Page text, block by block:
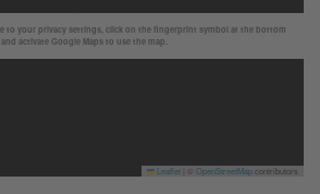
to your privacy settings, click on the fingerprint symbol at the bottom
and activate Google Maps to use the map.
Leaflet OpenStreetMapcontributors